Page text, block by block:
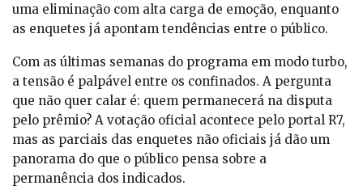
uma eliminação com alta carga de emoção, enquanto
as enquetes já apontam tendências entre o público.
Com as últimas semanas do programa em modo turbo,
a tensão é palpável entre os confinados. A pergunta
que não quer calar é: quem permanecerá na disputa
pelo prêmio? A votação oficial acontece pelo portal R7,
mas as parciais das enquetes não oficiais já dão um
panorama do que o público pensa sobre a
permanência dos indicados.